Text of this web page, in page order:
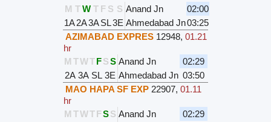
M T W T F S S Anand Jn
02:00
1A2A3ASL3E Ahmedabad Jn03:25
AZIMABAD EXPRES 12948,01.21
hr
M TWTFS S Anand Jn
02:29
2A 3A SL 3E Ahmedabad Jn 03:50
MAO HAPA SF EXP 22907,01.11
hr
M TWTFSS Anand Jn
02:29